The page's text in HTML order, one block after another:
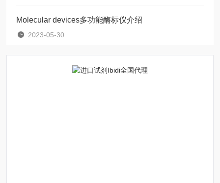
Molecular devices多功能酶标仪介绍
2023-05-30